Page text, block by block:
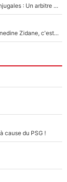
Des terrains de Ligue 1 au tribunal pour violences conjugales : Un arbitre français encourt une peine de 18 mois de prison !
Equipe de France : 10 jours après la nomination de Zinedine Zidane, c'est au tour de son fils de prendre un nouveau départ !
cause du PSG !